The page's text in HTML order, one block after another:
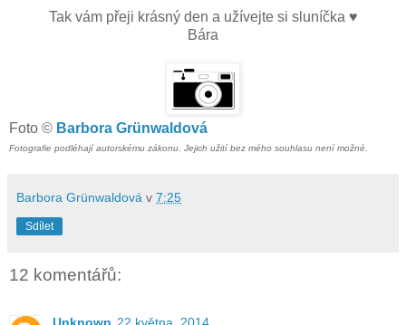
Tak vám přeji krásný den a užívejte si sluníčka ♥
Bára
Foto © Barbora Grünwaldová
Fotografie podléhají autorskému zákonu. Jejich užití bez mého souhlasu není možné.
Barbora Grünwaldová v 7:25
Sdílet
12 komentářů:
Unknown 22 května, 2014